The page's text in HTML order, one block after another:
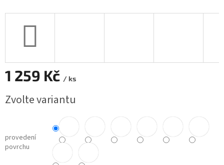
1 259 Kč / ks
cena:
Zvolte variantu
provedení
povrchu